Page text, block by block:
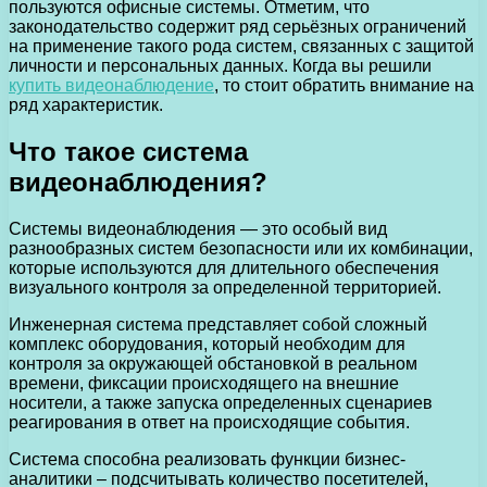
пользуются офисные системы. Отметим, что
законодательство содержит ряд серьёзных ограничений
на применение такого рода систем, связанных с защитой
личности и персональных данных. Когда вы решили
купить видеонаблюдение, то стоит обратить внимание на
ряд характеристик.
Что такое система
видеонаблюдения?
Системы видеонаблюдения — это особый вид
разнообразных систем безопасности или их комбинации,
которые используются для длительного обеспечения
визуального контроля за определенной территорией.
Инженерная система представляет собой сложный
комплекс оборудования, который необходим для
контроля за окружающей обстановкой в реальном
времени, фиксации происходящего на внешние
носители, а также запуска определенных сценариев
реагирования в ответ на происходящие события.
Система способна реализовать функции бизнес-
аналитики – подсчитывать количество посетителей,